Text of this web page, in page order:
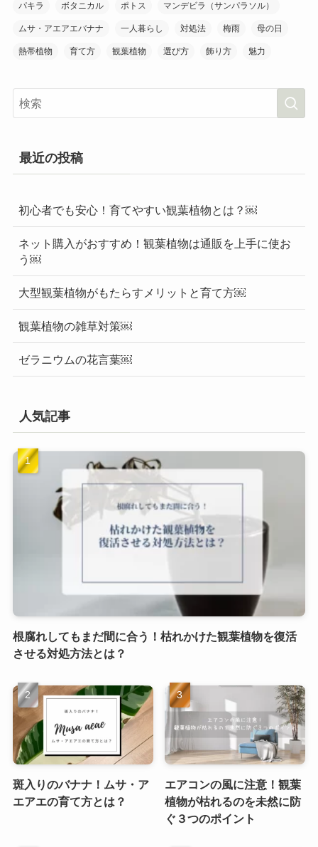
パキラ ボタニカル ポトス マンデビラ（サンパラソル）
ムサ・アエアエバナナ 一人暮らし 対処法 梅雨 母の日
熱帯植物 育て方 観葉植物 選び方 飾り方 魅力
最近の投稿
初心者でも安心！育てやすい観葉植物とは？￼
ネット購入がおすすめ！観葉植物は通販を上手に使お
う￼
大型観葉植物がもたらすメリットと育て方￼
観葉植物の雑草対策￼
ゼラニウムの花言葉￼
人気記事
根腐れしてもまだ間に合う！枯れかけた観葉植物を復活
させる対処方法とは？
斑入りのバナナ！ムサ・ア
エアエの育て方とは？
エアコンの風に注意！観葉
植物が枯れるのを未然に防
ぐ３つのポイント